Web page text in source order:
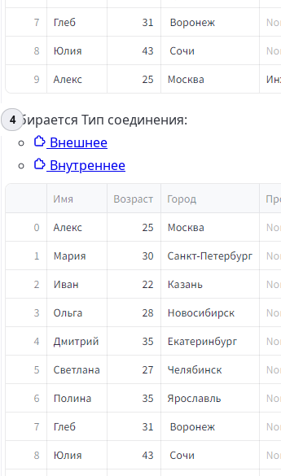
Выбирается Тип соединения:
Внешнее
Внутреннее